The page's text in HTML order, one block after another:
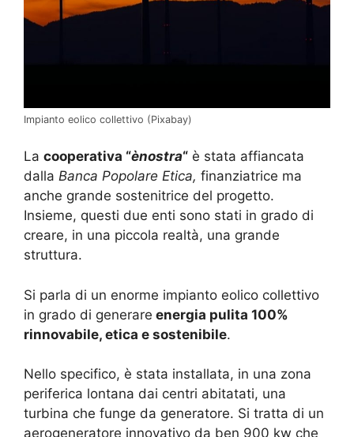
Impianto eolico collettivo (Pixabay)
La cooperativa “ènostra“ è stata affiancata
dalla Banca Popolare Etica, finanziatrice ma
anche grande sostenitrice del progetto.
Insieme, questi due enti sono stati in grado di
creare, in una piccola realtà, una grande
struttura.
Si parla di un enorme impianto eolico collettivo
in grado di generare energia pulita 100%
rinnovabile, etica e sostenibile.
Nello specifico, è stata installata, in una zona
periferica lontana dai centri abitatati, una
turbina che funge da generatore. Si tratta di un
aerogeneratore innovativo da ben 900 kw che